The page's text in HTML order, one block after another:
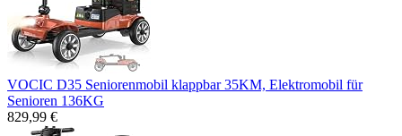
VOCIC D35 Seniorenmobil klappbar 35KM, Elektromobil für
Senioren 136KG
829,99 €